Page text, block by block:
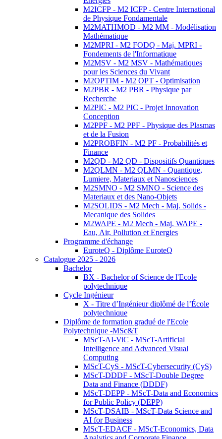
M2ICFP - M2 ICFP - Centre International
de Physique Fondamentale
M2MATHMOD - M2 MM - Modélisation
Mathématique
M2MPRI - M2 FODQ - Maj. MPRI -
Fondements de l'Informatique
M2MSV - M2 MSV - Mathématiques
pour les Sciences du Vivant
M2OPTIM - M2 OPT - Optimisation
M2PBR - M2 PBR - Physique par
Recherche
M2PIC - M2 PIC - Projet Innovation
Conception
M2PPF - M2 PPF - Physique des Plasmas
et de la Fusion
M2PROBFIN - M2 PF - Probabilités et
Finance
M2QD - M2 QD - Dispositifs Quantiques
M2QLMN - M2 QLMN - Quantique,
Lumiere, Materiaux et Nanosciences
M2SMNO - M2 SMNO - Science des
Materiaux et des Nano-Objets
M2SOLIDS - M2 Mech - Maj. Solids -
Mecanique des Solides
M2WAPE - M2 Mech - Maj. WAPE -
Eau, Air, Pollution et Energies
Programme d'échange
EuroteQ - Diplôme EuroteQ
Catalogue 2025 - 2026
Bachelor
BX - Bachelor of Science de l'Ecole
polytechnique
Cycle Ingénieur
X - Titre d’Ingénieur diplômé de l’École
polytechnique
Diplôme de formation gradué de l'Ecole
Polytechnique -MSc&T
MScT-AI-ViC - MScT-Artificial
Intelligence and Advanced Visual
Computing
MScT-CyS - MScT-Cybersecurity (CyS)
MScT-DDDF - MScT-Double Degree
Data and Finance (DDDF)
MScT-DEPP - MScT-Data and Economics
for Public Policy (DEPP)
MScT-DSAIB - MScT-Data Science and
AI for Business
MScT-EDACF - MScT-Economics, Data